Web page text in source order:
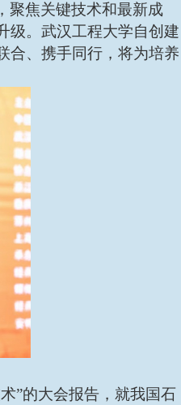
聚焦关键技术和最新成
级。武汉工程大学自创建
合、携手同行，将为培养
”的大会报告，就我国石